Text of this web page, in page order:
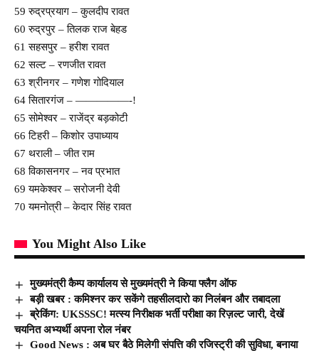
59 रुद्रप्रयाग – कुलदीप रावत
60 रुद्रपुर – तिलक राज बेहड
61 सहसपुर – हरीश रावत
62 सल्ट – रणजीत रावत
63 श्रीनगर – गणेश गोदियाल
64 सितारगंज – —————-!
65 सोमेश्वर – राजेंद्र बड़कोटी
66 टिहरी – किशोर उपाध्याय
67 थराली – जीत राम
68 विकासनगर – नव प्रभात
69 यमकेश्वर – सरोजनी देवी
70 यमनोत्री – केदार सिंह रावत
You Might Also Like
मुख्यमंत्री कैम्प कार्यालय से मुख्यमंत्री ने किया फ्लैग ऑफ
बड़ी खबर : कमिश्नर कर सकेंगे तहसीलदारो का निलंबन और तबादला
ब्रेकिंग: UKSSSC! मत्स्य निरीक्षक भर्ती परीक्षा का रिज़ल्ट जारी, देखें
चयनित अभ्यर्थी अपना रोल नंबर
Good News : अब घर बैठे मिलेगी संपत्ति की रजिस्ट्री की सुविधा, बनाया